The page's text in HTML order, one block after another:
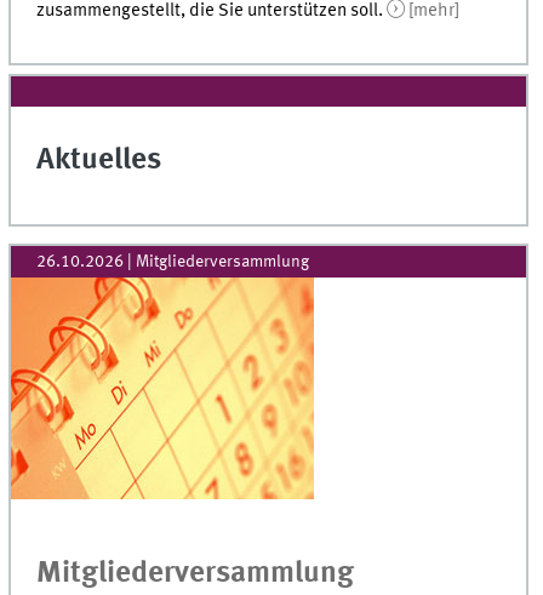
zusammengestellt, die Sie unterstützen soll.
[mehr]
Aktuelles
26.10.2026 | Mitgliederversammlung
Mitgliederversammlung